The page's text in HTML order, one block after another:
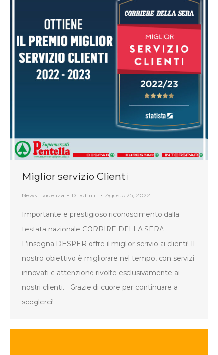
Miglior servizio Clienti
News Evidenza Di admin Agosto 25, 2022
Importante e prestigioso riconoscimento dalla
testata nazionale CORRIRE DELLA SERA
L’insegna DESPER offre il miglior serivio ai clienti! Il
nostro obiettivo è migliorare nel tempo, con servizi
innovati e attenzione rivolte esclusivamente ai
nostri clienti. Grazie di cuore per continuare a
sceglerci!